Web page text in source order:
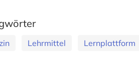
Lehrmittel Lernplattform